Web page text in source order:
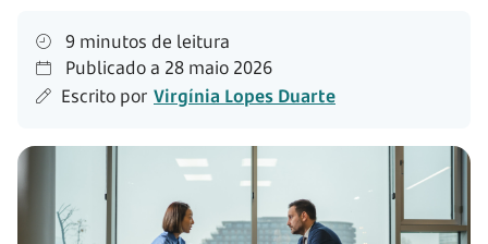
9 minutos de leitura
Publicado a 28 maio 2026
Escrito por Virgínia Lopes Duarte